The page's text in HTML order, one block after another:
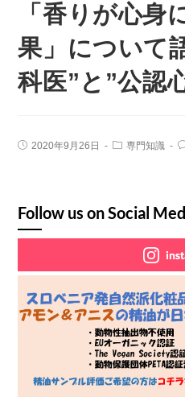
「香りが心身
果」について
科医”と”公認
2020年9月26日 専門知識
Follow us on Social